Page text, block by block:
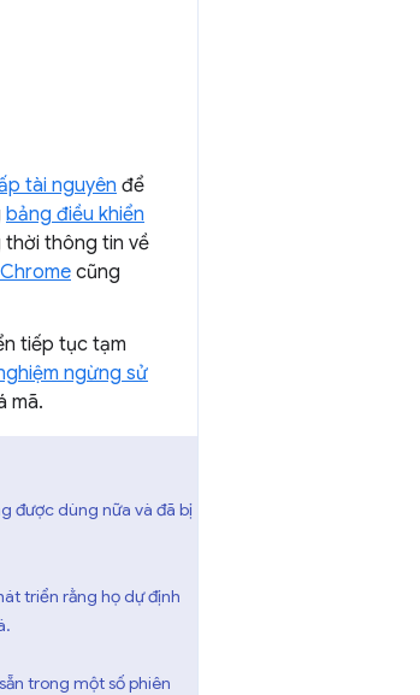
tài nguyên để
bảng điều khiển
thời thông tin về
cũng
tiếp tục tạm
ngừng sử
mã.
được dùng nữa và đã bị
triển rằng họ dự định
trong một số phiên